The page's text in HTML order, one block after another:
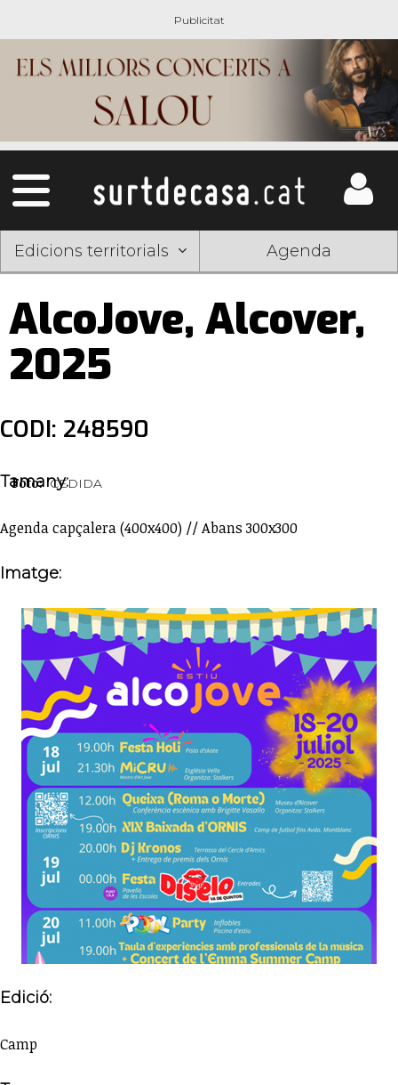
Edicions territorials Agenda
AlcoJove, Alcover,
2025
CODI: 248590
Foto: CEDIDA
Tamany:
Agenda capçalera (400x400) // Abans 300x300
Imatge:
Edició:
Camp